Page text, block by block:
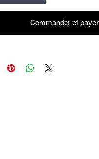
Commander et payer